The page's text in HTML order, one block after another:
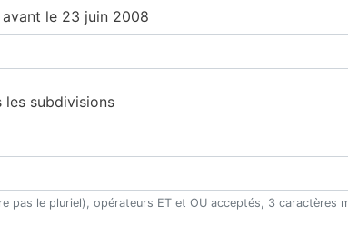
le 23 juin 2008
les subdivisions
pas le pluriel), opérateurs ET et OU acceptés, 3 caractères